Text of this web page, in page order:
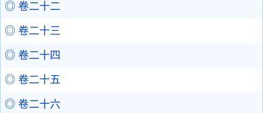
◎ 卷二十二
◎ 卷二十三
◎ 卷二十四
◎ 卷二十五
◎ 卷二十六